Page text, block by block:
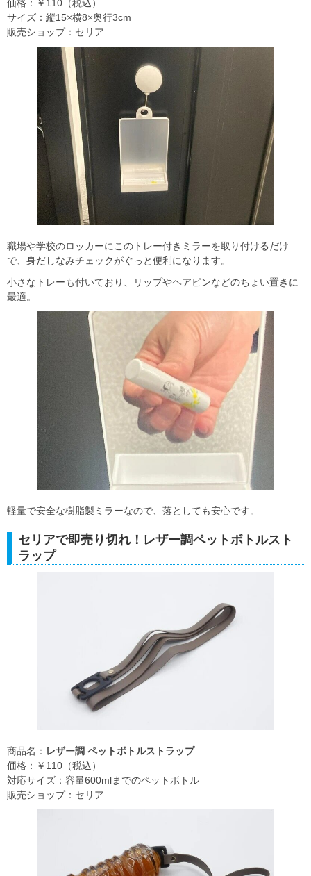
価格：￥110（税込）
サイズ：縦15×横8×奥行3cm
販売ショップ：セリア
職場や学校のロッカーにこのトレー付きミラーを取り付けるだけ
で、身だしなみチェックがぐっと便利になります。
小さなトレーも付いており、リップやヘアピンなどのちょい置きに
最適。
軽量で安全な樹脂製ミラーなので、落としても安心です。
セリアで即売り切れ！レザー調ペットボトルスト
ラップ
商品名： レザー調 ペットボトルストラップ
価格：￥110（税込）
対応サイズ：容量600mlまでのペットボトル
販売ショップ：セリア